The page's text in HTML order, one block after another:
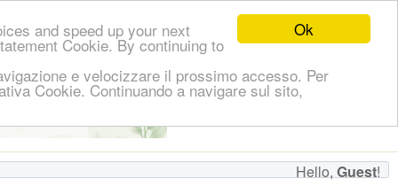
Ok
and speed up your next
Cookie. By continuing to
e velocizzare il prossimo accesso. Per
Cookie. Continuando a navigare sul sito,
👋 Hello,
Hello, Guest!